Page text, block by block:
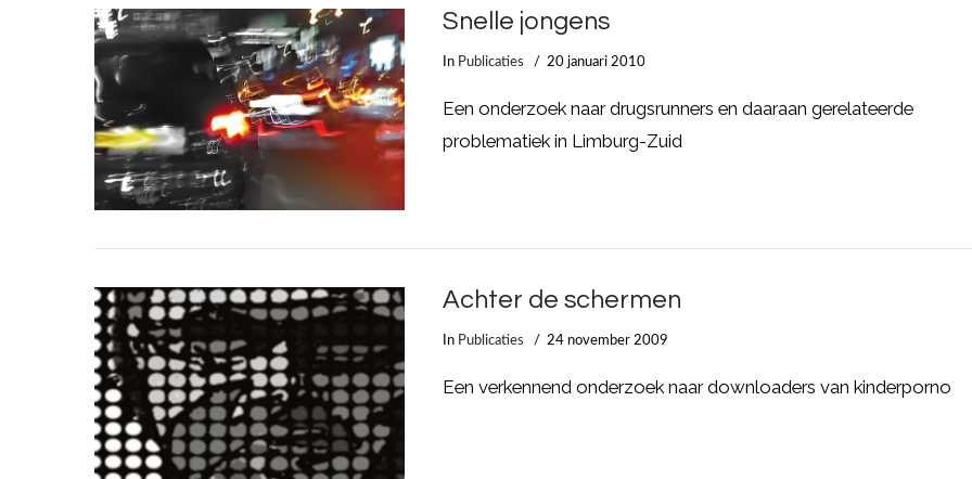
Snelle jongens
In Publicaties 20 januari 2010
Een onderzoek naar drugsrunners en daaraan gerelateerde
problematiek in Limburg-Zuid
Achter de schermen
In Publicaties 24 november 2009
Een verkennend onderzoek naar downloaders van kinderporno